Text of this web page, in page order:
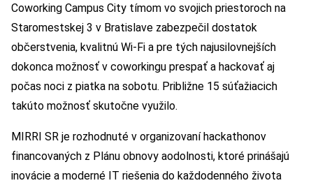
Coworking Campus City tímom vo svojich priestoroch na
Staromestskej 3 v Bratislave zabezpečil dostatok
občerstvenia, kvalitnú Wi-Fi a pre tých najusilovnejších
dokonca možnosť v coworkingu prespať a hackovať aj
počas noci z piatka na sobotu. Približne 15 súťažiacich
takúto možnosť skutočne využilo.
MIRRI SR je rozhodnuté v organizovaní hackathonov
financovaných z Plánu obnovy aodolnosti, ktoré prinášajú
inovácie a moderné IT riešenia do každodenného života